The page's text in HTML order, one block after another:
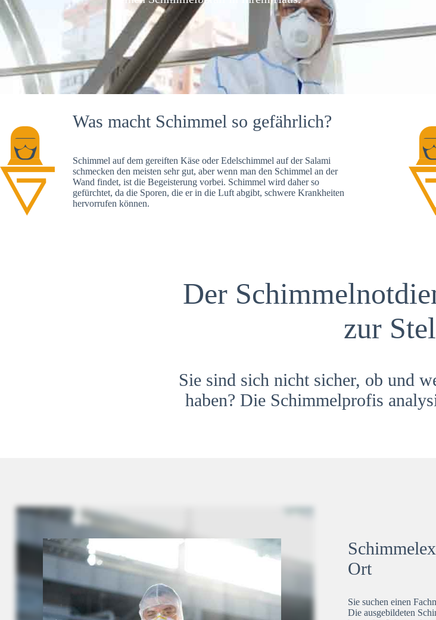
Was macht Schimmel so gefährlich?
Schimmel auf dem gereiften Käse oder Edelschimmel auf der Salami
schmecken den meisten sehr gut, aber wenn man den Schimmel an der
Wand findet, ist die Begeisterung vorbei. Schimmel wird daher so
gefürchtet, da die Sporen, die er in die Luft abgibt, schwere Krankheiten
hervorrufen können.
Der
zur
Sie sind sich nicht sicher, ob und
haben? Die Schimmelprofis
Ort
Sie suchen einen
Die ausgebildeten